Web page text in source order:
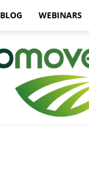
BLOG WEBINARS